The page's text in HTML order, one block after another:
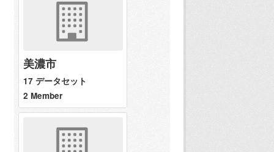
美濃市
17 データセット
2 Member